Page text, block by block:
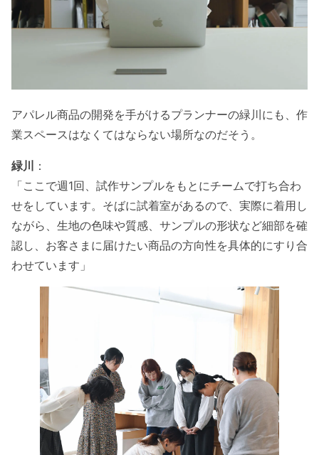
アパレル商品の開発を手がけるプランナーの緑川にも、作
業スペースはなくてはならない場所なのだそう。
緑川 ：
「ここで週1回、試作サンプルをもとにチームで打ち合わ
せをしています。そばに試着室があるので、実際に着用し
ながら、生地の色味や質感、サンプルの形状など細部を確
認し、お客さまに届けたい商品の方向性を具体的にすり合
わせています」